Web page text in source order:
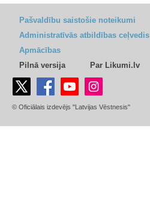
Pašvaldību saistošie noteikumi
Administratīvās atbildības ceļvedis
Apmācības
Pilnā versija
Par Likumi.lv
© Oficiālais izdevējs "Latvijas Vēstnesis"